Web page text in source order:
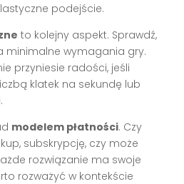
podejście.
to kolejny aspekt. Sprawdź,
minimalne wymagania gry.
przyniesie radości, jeśli
klatek na sekundę lub
modelem płatności. Czy
subskrypcję, czy może
rozwiązanie ma swoje
rozważyć w kontekście